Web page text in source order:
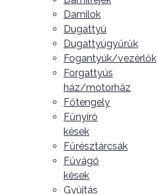
Damilok
Dugattyú
Dugattyúgyűrűk
Fogantyúk/vezérlők
Forgattyús
ház/motorház
Főtengely
Fűnyíró
kések
Fűrésztárcsák
Fűvágó
kések
Gyújtás